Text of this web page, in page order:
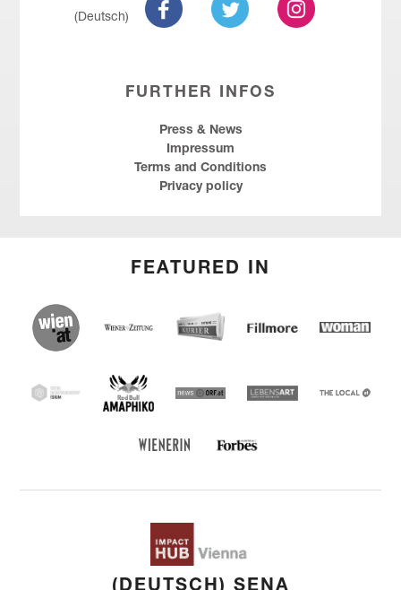
(Deutsch)
FURTHER INFOS
Press & News
Impressum
Terms and Conditions
Privacy policy
FEATURED IN
wien.at
Wiener Zeitung
Kurier Fillmore
Social
SEF
Red Bull Amaphiko
news ORF Lebensart
THE
WIENERIN Forbes Austria